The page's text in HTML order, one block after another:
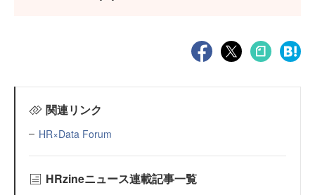
関連リンク
HR×Data Forum
HRzineニュース連載記事一覧